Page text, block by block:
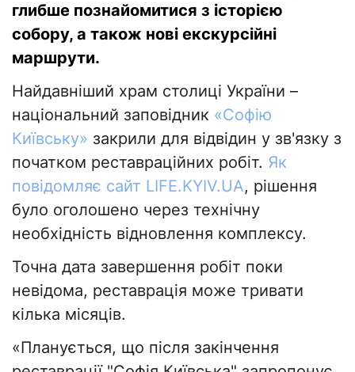
глибше познайомитися з історією
собору, а також нові екскурсійні
маршрути.
Найдавніший храм столиці України –
національний заповідник «Софію
Київську» закрили для відвідин у зв'язку з
початком реставраційних робіт. Як
повідомляє сайт LIFE.KYIV.UA, рішення
було оголошено через технічну
необхідність відновлення комплексу.
Точна дата завершення робіт поки
невідома, реставрація може тривати
кілька місяців.
«Планується, що після закінчення